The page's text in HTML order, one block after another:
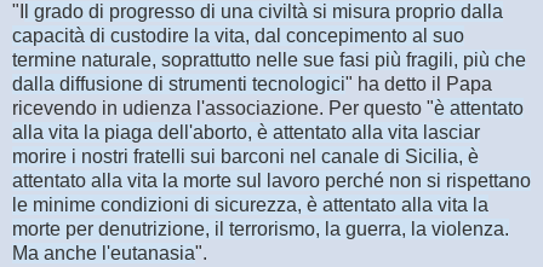
"I
l grado di progresso di una civiltà si misura proprio dalla
capacità di custodire la vita, dal concepimento al suo
termine naturale, soprattutto nelle sue fasi più fragili, più che
dalla diffusione di strumenti tecnologici" ha detto il Papa
ricevendo in udienza l'associazione. Per questo "è attentato
alla vita la piaga dell'aborto, è attentato alla vita lasciar
morire i nostri fratelli sui barconi nel canale di Sicilia, è
attentato alla vita la morte sul lavoro perché non si rispettano
le minime condizioni di sicurezza, è attentato alla vita la
morte per denutrizione, il terrorismo, la guerra, la violenza.
Ma anche l'eutanasia".